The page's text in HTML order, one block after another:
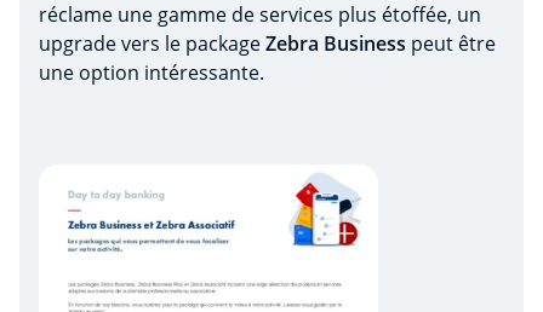
réclame une gamme de services plus étoffée, un
upgrade vers le packageZebra Business peut être
une option intéressante.